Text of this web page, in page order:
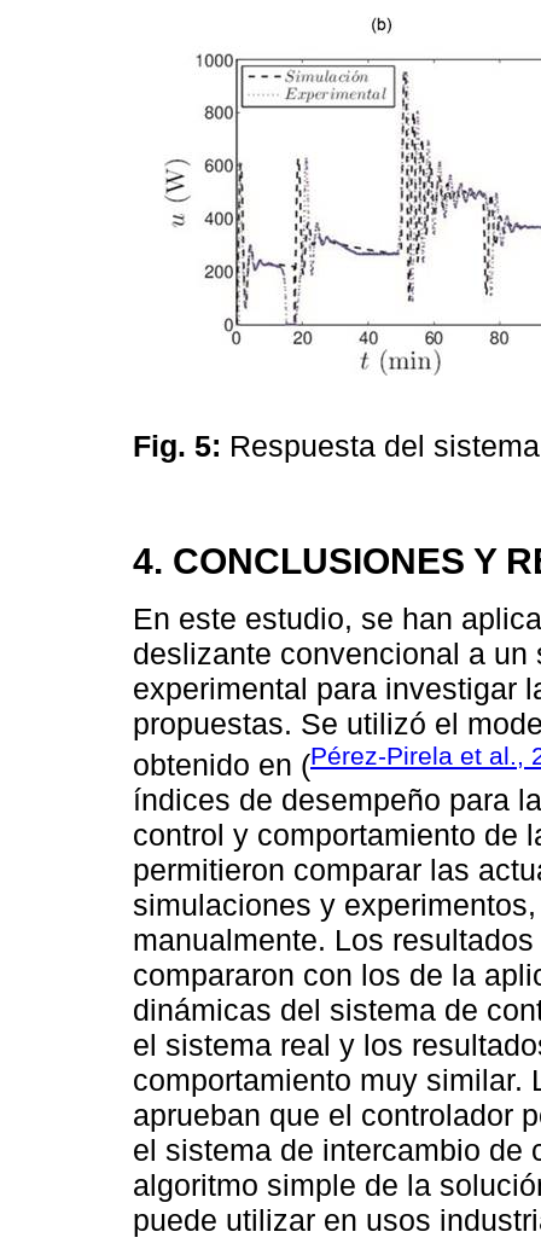
Fig. 5: Respuesta del
4. CONCLUSIONES Y
En este estudio, se han
deslizante convencional a
experimental para investigar
propuestas. Se utilizó el
obtenido en (Pérez-Pirela et al.,
índices de desempeño para
control y comportamiento de
permitieron comparar las
simulaciones y
manualmente. Los
compararon con los de la
dinámicas del sistema de
el sistema real y los
comportamiento muy similar.
aprueban que el controlador
el sistema de intercambio de
algoritmo simple de la
puede utilizar en usos